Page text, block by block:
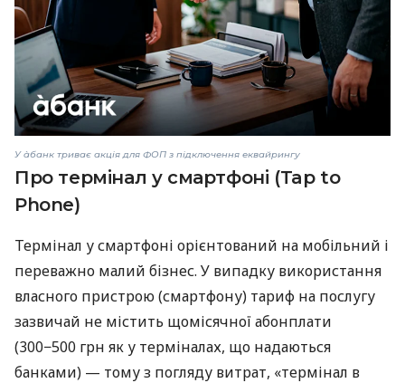
У àбанк триває акція для ФОП з підключення еквайрингу
Про термінал у смартфоні (Tap to
Phone)
Термінал у смартфоні орієнтований на мобільний і
переважно малий бізнес. У випадку використання
власного пристрою (смартфону) тариф на послугу
зазвичай не містить щомісячної абонплати
(300−500 грн як у терміналах, що надаються
банками) — тому з погляду витрат, «термінал в